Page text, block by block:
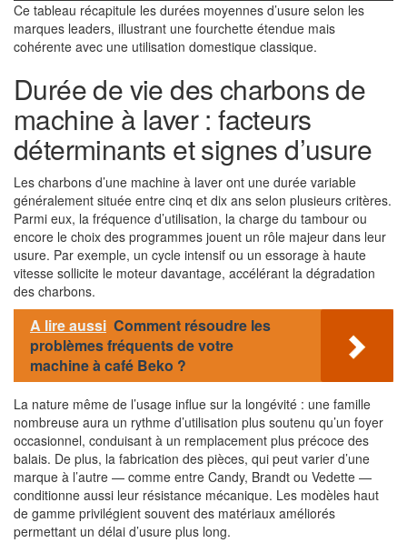
Ce tableau récapitule les durées moyennes d’usure selon les
marques leaders, illustrant une fourchette étendue mais
cohérente avec une utilisation domestique classique.
Durée de vie des charbons de
machine à laver : facteurs
déterminants et signes d’usure
Les charbons d’une machine à laver ont une durée variable
généralement située entre cinq et dix ans selon plusieurs critères.
Parmi eux, la fréquence d’utilisation, la charge du tambour ou
encore le choix des programmes jouent un rôle majeur dans leur
usure. Par exemple, un cycle intensif ou un essorage à haute
vitesse sollicite le moteur davantage, accélérant la dégradation
des charbons.
A lire aussi Comment résoudre les
problèmes fréquents de votre
machine à café Beko ?
La nature même de l’usage influe sur la longévité : une famille
nombreuse aura un rythme d’utilisation plus soutenu qu’un foyer
occasionnel, conduisant à un remplacement plus précoce des
balais. De plus, la fabrication des pièces, qui peut varier d’une
marque à l’autre — comme entre Candy, Brandt ou Vedette —
conditionne aussi leur résistance mécanique. Les modèles haut
de gamme privilégient souvent des matériaux améliorés
permettant un délai d’usure plus long.